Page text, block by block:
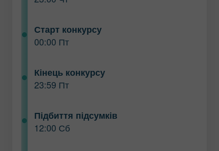
Старт конкурсу
00:00 Пт
Кінець конкурсу
23:59 Пт
Підбиття підсумків
12:00 Сб